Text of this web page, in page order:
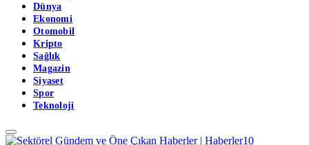
Dünya
Ekonomi
Otomobil
Kripto
Sağlık
Magazin
Siyaset
Spor
Teknoloji